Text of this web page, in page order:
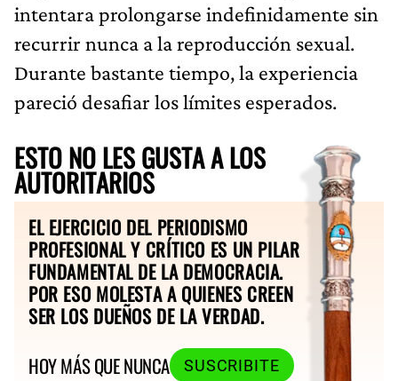
intentara prolongarse indefinidamente sin
recurrir nunca a la reproducción sexual.
Durante bastante tiempo, la experiencia
pareció desafiar los límites esperados.
ESTO NO LES GUSTA A LOS
AUTORITARIOS
EL EJERCICIO DEL PERIODISMO
PROFESIONAL Y CRÍTICO ES UN PILAR
FUNDAMENTAL DE LA DEMOCRACIA.
POR ESO MOLESTA A QUIENES CREEN
SER LOS DUEÑOS DE LA VERDAD.
HOY MÁS QUE NUNCA
SUSCRIBITE